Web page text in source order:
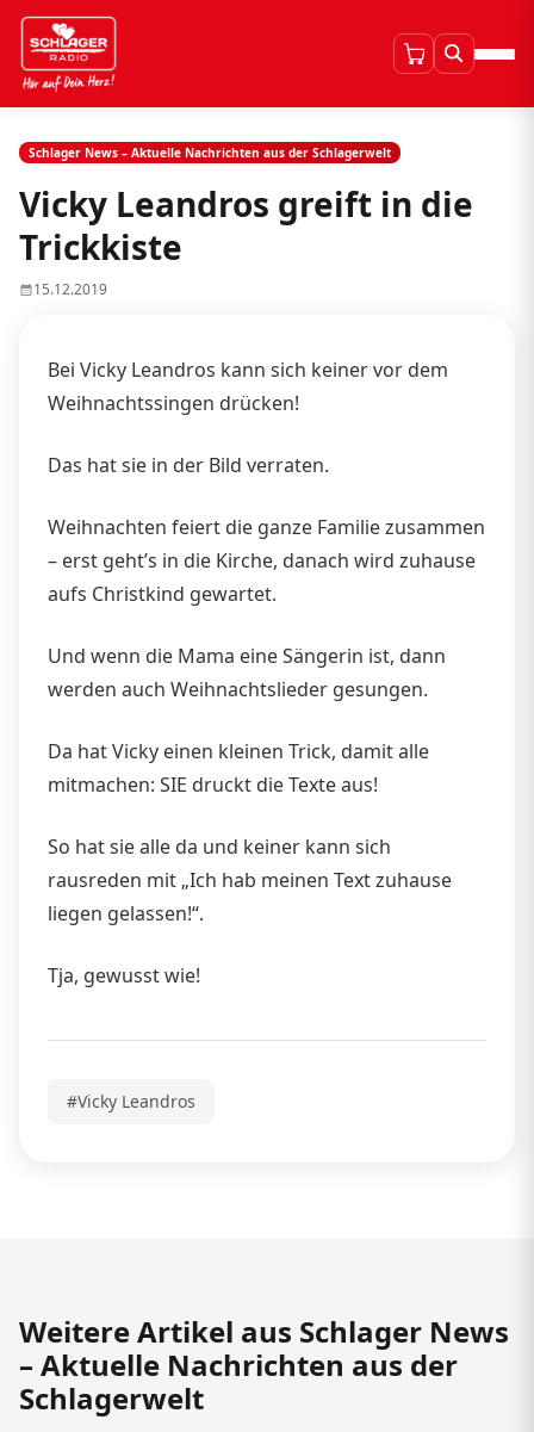
Schlager News – Aktuelle Nachrichten aus der Schlagerwelt
Vicky Leandros greift in die
Trickkiste
15.12.2019
Bei Vicky Leandros kann sich keiner vor dem
Weihnachtssingen drücken!
Das hat sie in der Bild verraten.
Weihnachten feiert die ganze Familie zusammen
– erst geht’s in die Kirche, danach wird zuhause
aufs Christkind gewartet.
Und wenn die Mama eine Sängerin ist, dann
werden auch Weihnachtslieder gesungen.
Da hat Vicky einen kleinen Trick, damit alle
mitmachen: SIE druckt die Texte aus!
So hat sie alle da und keiner kann sich
rausreden mit „Ich hab meinen Text zuhause
liegen gelassen!“.
Tja, gewusst wie!
#Vicky Leandros
Weitere Artikel aus Schlager News
– Aktuelle Nachrichten aus der
Schlagerwelt